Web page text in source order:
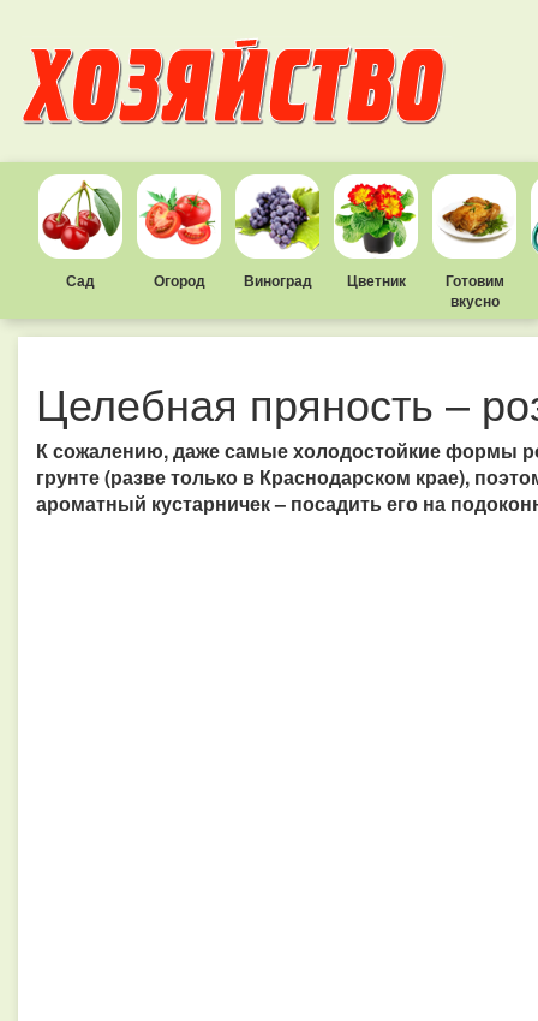
Сад Огород Виноград Цветник
Готовим
вкусно
Целебная пряность –
К сожалению, даже самые холодостойкие формы
грунте (разве только в Краснодарском крае),
ароматный кустарничек – посадить его на